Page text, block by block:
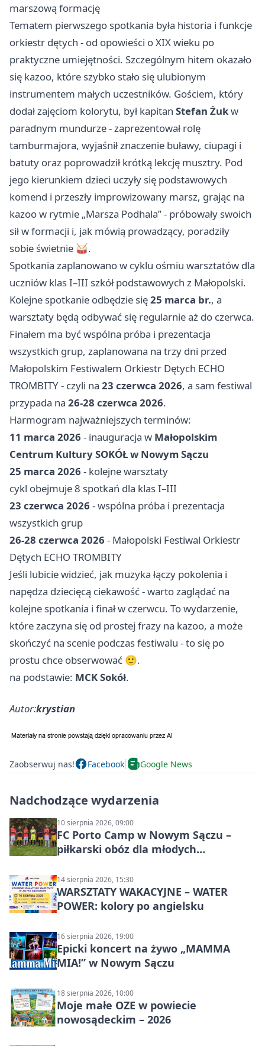
marszową formację
Tematem pierwszego spotkania była historia i funkcje
orkiestr dętych - od opowieści o XIX wieku po
praktyczne umiejętności. Szczególnym hitem okazało
się kazoo, które szybko stało się ulubionym
instrumentem małych uczestników. Gościem, który
dodał zajęciom kolorytu, był kapitan Stefan Żukw
paradnym mundurze - zaprezentował rolę
tamburmajora, wyjaśnił znaczenie buławy, ciupagi i
batuty oraz poprowadził krótką lekcję musztry. Pod
jego kierunkiem dzieci uczyły się podstawowych
komend i przeszły improwizowany marsz, grając na
kazoo w rytmie „Marsza Podhala” - próbowały swoich
sił w formacji i, jak mówią prowadzący, poradziły
sobie świetnie 🥁.
Spotkania zaplanowano w cyklu ośmiu warsztatów dla
uczniów klas I–III szkół podstawowych z Małopolski.
Kolejne spotkanie odbędzie się25 marca br., a
warsztaty będą odbywać się regularnie aż do czerwca.
Finałem ma być wspólna próba i prezentacja
wszystkich grup, zaplanowana na trzy dni przed
Małopolskim Festiwalem Orkiestr Dętych ECHO
TROMBITY - czyli na 23 czerwca 2026, a sam festiwal
przypada na 26-28 czerwca 2026.
Harmogram najważniejszych terminów:
11 marca 2026 - inauguracja w Małopolskim
Centrum Kultury SOKÓŁ w Nowym Sączu
25 marca 2026 - kolejne warsztaty
cykl obejmuje 8 spotkań dla klas I–III
23 czerwca 2026 - wspólna próba i prezentacja
wszystkich grup
26-28 czerwca 2026 - Małopolski Festiwal Orkiestr
Dętych ECHO TROMBITY
Jeśli lubicie widzieć, jak muzyka łączy pokolenia i
napędza dziecięcą ciekawość - warto zaglądać na
kolejne spotkania i finał w czerwcu. To wydarzenie,
które zaczyna się od prostej frazy na kazoo, a może
skończyć na scenie podczas festiwalu - to się po
prostu chce obserwować 🙂.
na podstawie: MCK Sokół.
Autor:krystian
Zaobserwuj nas! Facebook Google News
Nadchodzące wydarzenia
10 sierpnia 2026, 09:00
FC Porto Camp w Nowym Sączu –
piłkarski obóz dla młodych
14 sierpnia 2026, 15:30
WARSZTATY WAKACYJNE – WATER
POWER: kolory po angielsku
16 sierpnia 2026, 19:00
Epicki koncert na żywo „MAMMA
MIA!” w Nowym Sączu
18 sierpnia 2026, 10:00
Moje małe OZE w powiecie
nowosądeckim – 2026